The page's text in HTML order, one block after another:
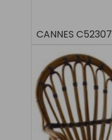
CANNES C52307